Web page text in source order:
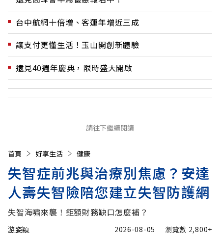
台中航網十倍增、客運年增近三成
讓支付更懂生活！玉山開創新體驗
遠見40週年慶典，限時盛大開啟
請往下繼續閱讀
首頁 好享生活 健康
失智症前兆與治療別焦慮？安達
人壽失智險陪您建立失智防護網
失智海嘯來襲！鉅額財務缺口怎麼補？
游姿穎 2026-08-05 瀏覽數 2,800+